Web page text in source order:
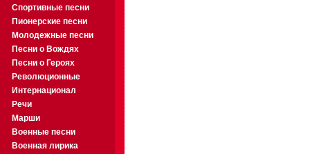
Спортивные песни
Пионерские песни
Молодежные песни
Песни о Вождях
Песни о Героях
Революционные
Интернационал
Речи
Марши
Военные песни
Военная лирика